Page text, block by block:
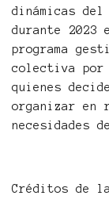
dinámicas
durante 2023
programa
colectiva por
quienes
organizar en
necesidades
Créditos de